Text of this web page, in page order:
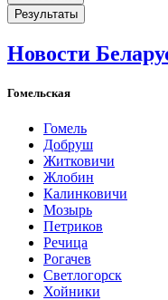
Новости
Гомельская
Гомель
Добруш
Житковичи
Жлобин
Калинковичи
Мозырь
Петриков
Речица
Рогачев
Светлогорск
Хойники